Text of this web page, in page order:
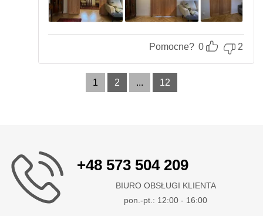
Pomocne? 0 2
1 2 ... 12
+48 573 504 209
BIURO OBSŁUGI KLIENTA
pon.-pt.: 12:00 - 16:00